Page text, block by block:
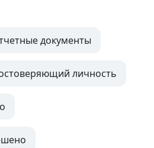
документы
личность